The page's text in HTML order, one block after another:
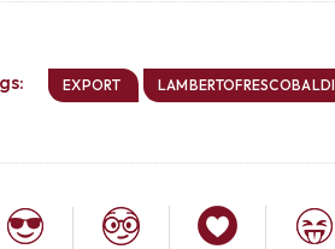
EXPORT LAMBERTOFRESCOBALDI